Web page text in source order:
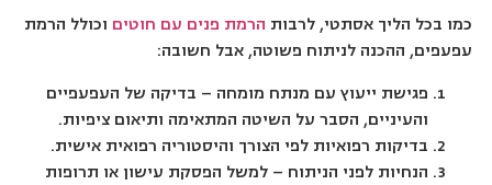
כמו בכל הליך אסתטי, לרבות הרמת פנים עם חוטיםוכולל הרמת
עפעפים, ההכנה לניתוח פשוטה, אבל חשובה:
פגישת ייעוץ עם מנתח מומחה – בדיקה של העפעפיים
והעיניים, הסבר על השיטה המתאימה ותיאום ציפיות.
בדיקות רפואיות לפי הצורך והיסטוריה רפואית אישית.
הנחיות לפני הניתוח – למשל הפסקת עישון או תרופות